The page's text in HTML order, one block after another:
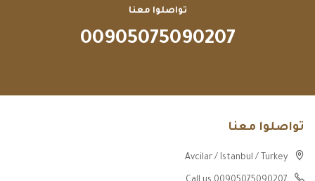
تواصلوا معنا
00905075090207
تواصلوا معنا
Avcilar / Istanbul / Turkey